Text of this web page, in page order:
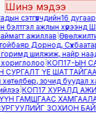
Шинэ мэдээ
сэтгүүлчдийн16
ажлын хүрээнд
ажиллав|
Дорнод, Сүхбаатар
шилжиж, найр
|КОП17-ЫН
ҮЕ
зочид буудал
|КОП17 ХУРАЛД
ГАМШГААС
ЗОХИОН